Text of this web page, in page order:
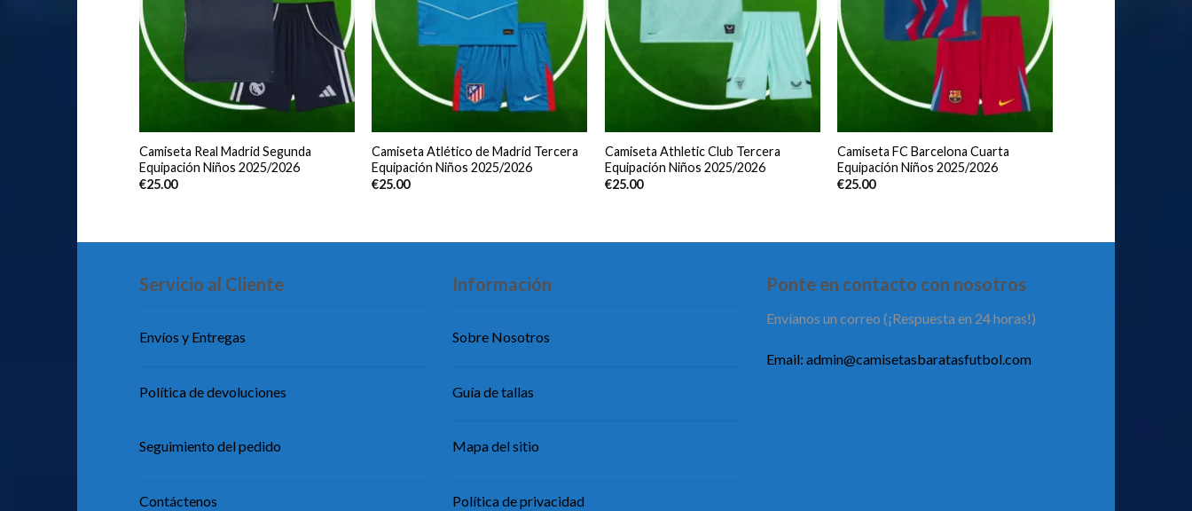
Camiseta Real Madrid Segunda
Equipación Niños 2025/2026
€25.00
Camiseta Atlético de Madrid Tercera
Equipación Niños 2025/2026
€25.00
Camiseta Athletic Club Tercera
Equipación Niños 2025/2026
€25.00
Camiseta FC Barcelona Cuarta
Equipación Niños 2025/2026
€25.00
Servicio al Cliente
Envíos y Entregas
Política de devoluciones
Seguimiento del pedido
Contáctenos
Información
Sobre Nosotros
Guía de tallas
Mapa del sitio
Política de privacidad
Ponte en contacto con nosotros
Envíanos un correo (¡Respuesta en 24 horas!)
Email: admin@camisetasbaratasfutbol.com